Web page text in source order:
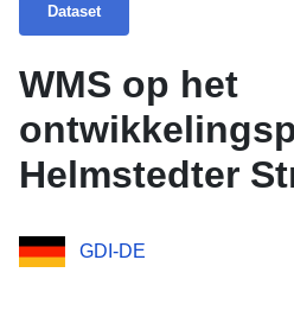
Dataset
WMS op het
Helmstedter
lokale
(1e GDI-DE